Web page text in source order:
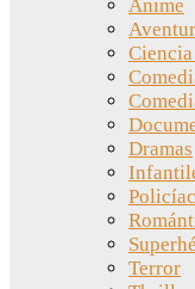
Anime
Dramas
Terror